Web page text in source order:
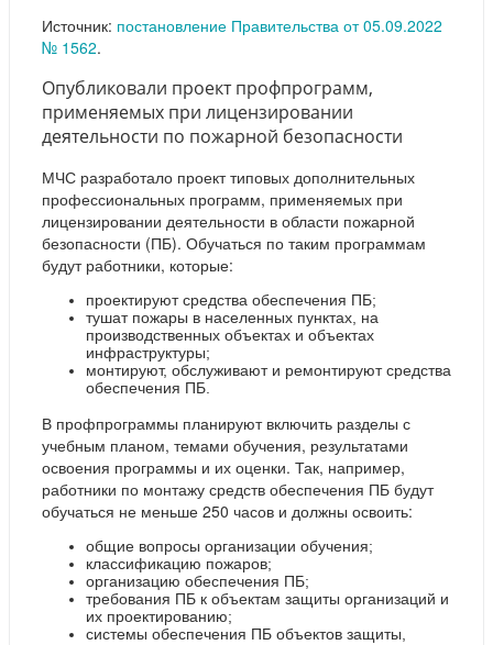
Источник: постановление Правительства от 05.09.2022
№ 1562.
Опубликовали проект профпрограмм,
применяемых при лицензировании
деятельности по пожарной безопасности
МЧС разработало проект типовых дополнительных
профессиональных программ, применяемых при
лицензировании деятельности в области пожарной
безопасности (ПБ). Обучаться по таким программам
будут работники, которые:
проектируют средства обеспечения ПБ;
тушат пожары в населенных пунктах, на
производственных объектах и объектах
инфраструктуры;
монтируют, обслуживают и ремонтируют средства
обеспечения ПБ.
В профпрограммы планируют включить разделы с
учебным планом, темами обучения, результатами
освоения программы и их оценки. Так, например,
работники по монтажу средств обеспечения ПБ будут
обучаться не меньше 250 часов и должны освоить:
общие вопросы организации обучения;
классификацию пожаров;
организацию обеспечения ПБ;
требования ПБ к объектам защиты организаций и
их проектированию;
системы обеспечения ПБ объектов защиты,